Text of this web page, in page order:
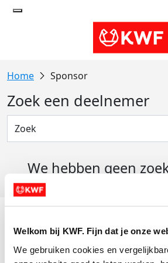
Welkom bij KWF. Fijn dat je onze
We gebruiken cookies en
Sponsor
Zoek een deelnemer
We hebben geen
Actiematerialen
Evenementen